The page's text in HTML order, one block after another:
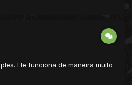
Ele funciona de maneira muito